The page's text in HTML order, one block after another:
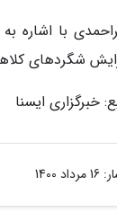
با اشاره
شگردهای
خبرگزاری ایسنا
16 مرداد 1400